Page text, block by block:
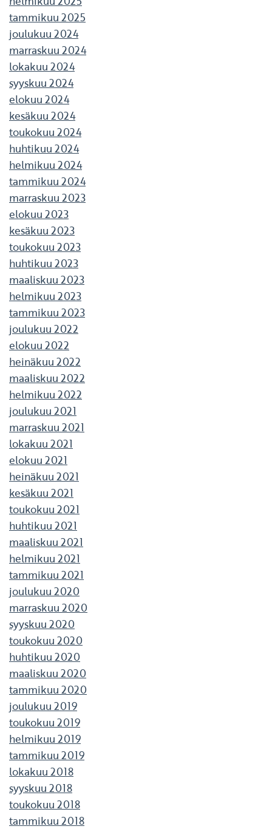
tammikuu 2025
joulukuu 2024
marraskuu 2024
lokakuu 2024
syyskuu 2024
elokuu 2024
kesäkuu 2024
toukokuu 2024
huhtikuu 2024
helmikuu 2024
tammikuu 2024
marraskuu 2023
elokuu 2023
kesäkuu 2023
toukokuu 2023
huhtikuu 2023
maaliskuu 2023
helmikuu 2023
tammikuu 2023
joulukuu 2022
elokuu 2022
heinäkuu 2022
maaliskuu 2022
helmikuu 2022
joulukuu 2021
marraskuu 2021
lokakuu 2021
elokuu 2021
heinäkuu 2021
kesäkuu 2021
toukokuu 2021
huhtikuu 2021
maaliskuu 2021
helmikuu 2021
tammikuu 2021
joulukuu 2020
marraskuu 2020
syyskuu 2020
toukokuu 2020
huhtikuu 2020
maaliskuu 2020
tammikuu 2020
joulukuu 2019
toukokuu 2019
helmikuu 2019
tammikuu 2019
lokakuu 2018
syyskuu 2018
toukokuu 2018
tammikuu 2018